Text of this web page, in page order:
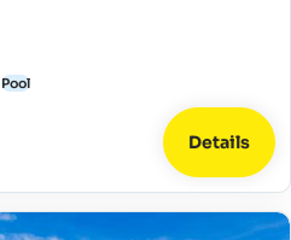
Pool
Details